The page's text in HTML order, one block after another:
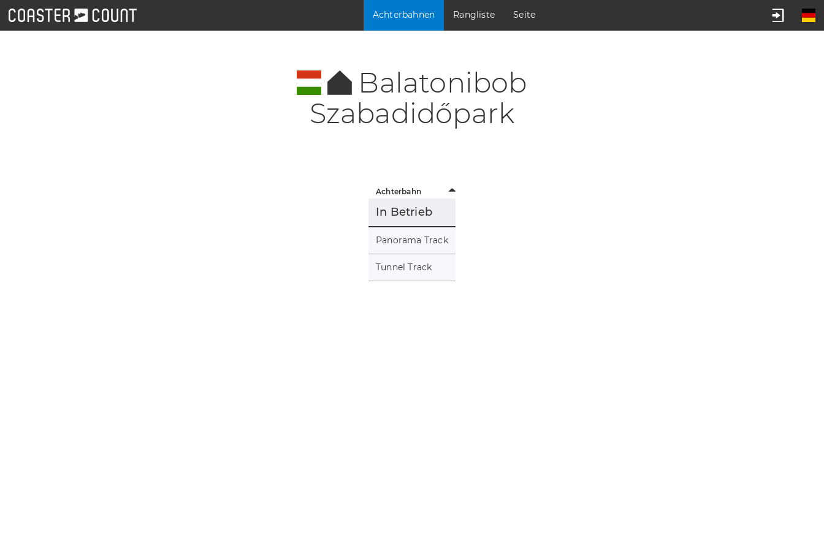
Achterbahnen Rangliste Seite
Balatonibob
Szabadidőpark
Achterbahn
In Betrieb
Panorama Track
Tunnel Track